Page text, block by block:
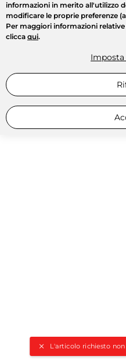
L'articolo richiesto non
informazioni in merito all'utilizzo
modificare le proprie preferenze
Per maggiori informazioni
clicca qui.
Imposta